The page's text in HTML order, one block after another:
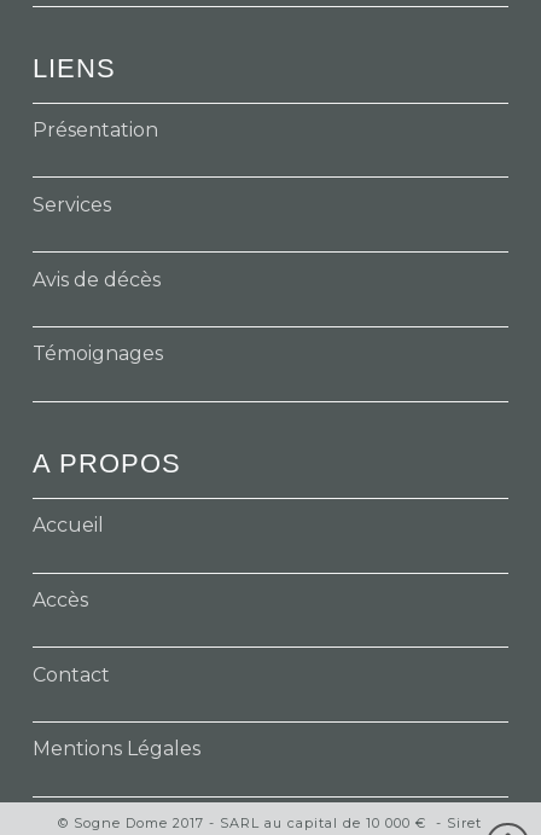
LIENS
Présentation
Services
Avis de décès
Témoignages
A PROPOS
Accueil
Accès
Contact
Mentions Légales
© Sogne Dome 2017 - SARL au capital de 10 000 € - Siret